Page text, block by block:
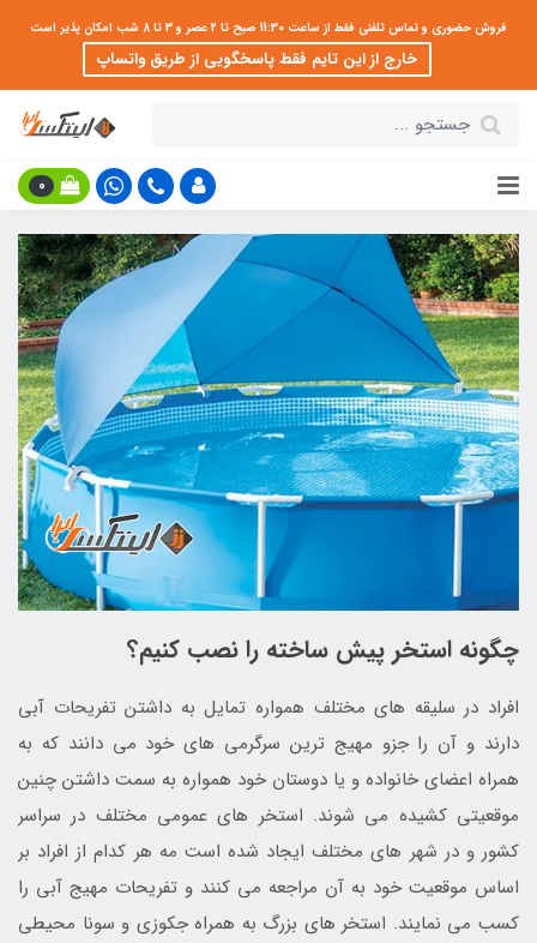
فروش حضوری و تماس تلفنی فقط از ساعت 11:30 صبح تا 2 عصر و 3 تا 8 شب امکان پذیر است
خارج از این تایم فقط پاسخگویی از طریق واتساپ
0
چگونه استخر پیش ساخته را نصب کنیم؟
افراد در سلیقه های مختلف همواره تمایل به داشتن تفریحات آبی
دارند و آن را جزو مهیج ترین سرگرمی های خود می دانند که به
همراه اعضای خانواده و یا دوستان خود همواره به سمت داشتن چنین
موقعیتی کشیده می شوند. استخر های عمومی مختلف در سراسر
کشور و در شهر های مختلف ایجاد شده است مه هر کدام از افراد بر
اساس موقعیت خود به آن مراجعه می کنند و تفریحات مهیج آبی را
کسب می نمایند. استخر های بزرگ به همراه جکوزی و سونا محیطی